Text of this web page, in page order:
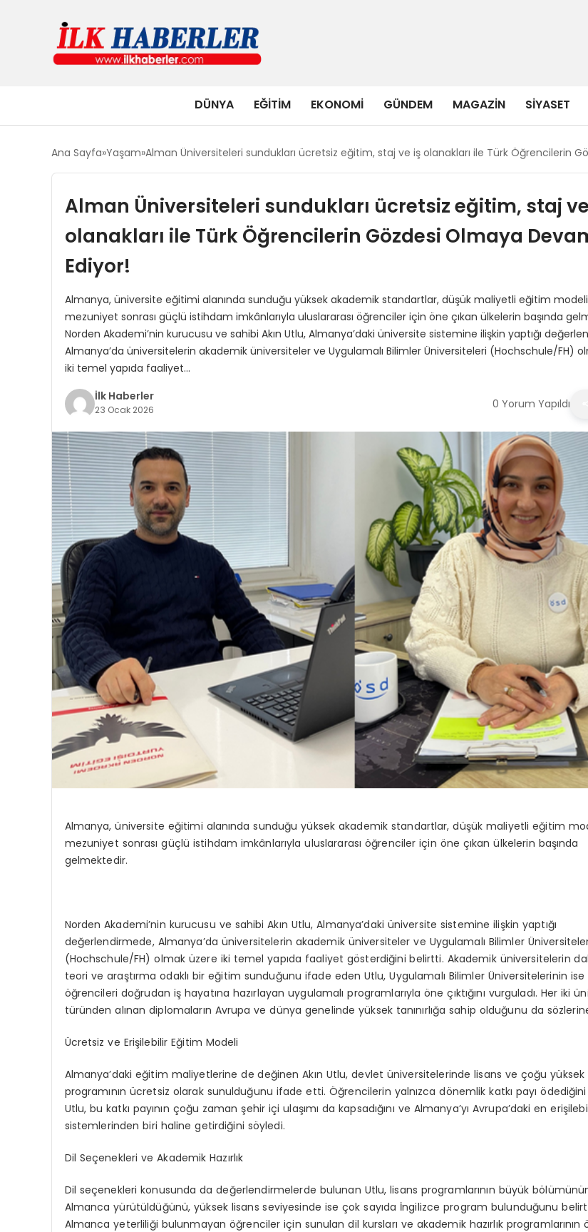
DÜNYA EĞITIM EKONOMI GÜNDEM MAGAZIN SIYASET
Ana Sayfa Yaşam Alman Üniversiteleri sundukları ücretsiz eğitim, staj ve iş olanakları ile Türk Öğrencilerin
Alman Üniversiteleri sundukları ücretsiz eğitim, staj
olanakları ile Türk Öğrencilerin Gözdesi Olmaya
Ediyor!
Almanya, üniversite eğitimi alanında sunduğu yüksek akademik standartlar, düşük maliyetli eğitim
mezuniyet sonrası güçlü istihdam imkânlarıyla uluslararası öğrenciler için öne çıkan ülkelerin başında
Norden Akademi’nin kurucusu ve sahibi Akın Utlu, Almanya’daki üniversite sistemine ilişkin yaptığı
Almanya’da üniversitelerin akademik üniversiteler ve Uygulamalı Bilimler Üniversiteleri (Hochschule/FH)
iki temel yapıda faaliyet…
İlk Haberler
23 Ocak 2026 0 Yorum Yapıldı
Almanya, üniversite eğitimi alanında sunduğu yüksek akademik standartlar, düşük maliyetli eğitim
mezuniyet sonrası güçlü istihdam imkânlarıyla uluslararası öğrenciler için öne çıkan ülkelerin başında
gelmektedir.
Norden Akademi’nin kurucusu ve sahibi Akın Utlu, Almanya’daki üniversite sistemine ilişkin yaptığı
değerlendirmede, Almanya’da üniversitelerin akademik üniversiteler ve Uygulamalı Bilimler
(Hochschule/FH) olmak üzere iki temel yapıda faaliyet gösterdiğini belirtti. Akademik üniversitelerin
teori ve araştırma odaklı bir eğitim sunduğunu ifade eden Utlu, Uygulamalı Bilimler Üniversitelerinin ise
öğrencileri doğrudan iş hayatına hazırlayan uygulamalı programlarıyla öne çıktığını vurguladı. Her iki
türünden alınan diplomaların Avrupa ve dünya genelinde yüksek tanınırlığa sahip olduğunu da
Ücretsiz ve Erişilebilir Eğitim Modeli
Almanya’daki eğitim maliyetlerine de değinen Akın Utlu, devlet üniversitelerinde lisans ve çoğu yüksek
programının ücretsiz olarak sunulduğunu ifade etti. Öğrencilerin yalnızca dönemlik katkı payı
Utlu, bu katkı payının çoğu zaman şehir içi ulaşımı da kapsadığını ve Almanya’yı Avrupa’daki en
sistemlerinden biri haline getirdiğini söyledi.
Dil Seçenekleri ve Akademik Hazırlık
Dil seçenekleri konusunda da değerlendirmelerde bulunan Utlu, lisans programlarının büyük
Almanca yürütüldüğünü, yüksek lisans seviyesinde ise çok sayıda İngilizce program bulunduğunu
Almanca yeterliliği bulunmayan öğrenciler için sunulan dil kursları ve akademik hazırlık programlarının